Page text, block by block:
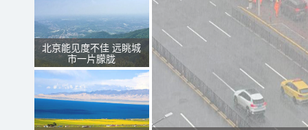
北京能见度不佳 远眺城
市一片朦胧